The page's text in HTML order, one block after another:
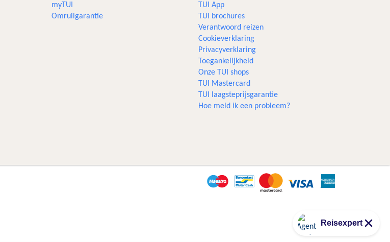
myTUI
Omruilgarantie
TUI App
TUI brochures
Verantwoord reizen
Cookieverklaring
Privacyverklaring
Toegankelijkheid
Onze TUI shops
TUI Mastercard
TUI laagsteprijsgarantie
Hoe meld ik een probleem?
Reisexpert